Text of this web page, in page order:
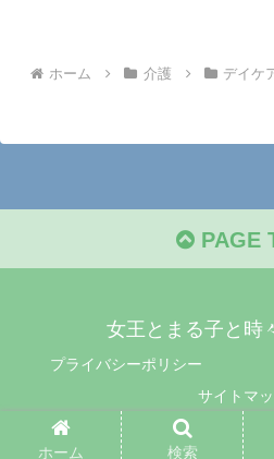
ホーム 介護 デイケ
PAGE
女王とまる子と時
プライバシーポリシー
サイトマ
© 2022 女王とまる子と
ホーム
検索